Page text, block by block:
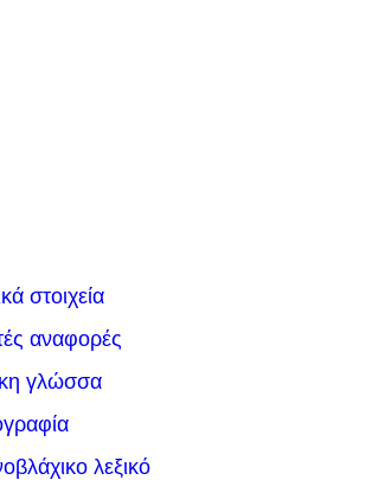
στοιχεία
αναφορές
γλώσσα
λεξικό